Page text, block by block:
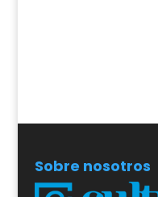
Sobre nosotros